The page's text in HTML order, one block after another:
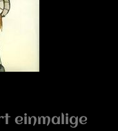
einmalige